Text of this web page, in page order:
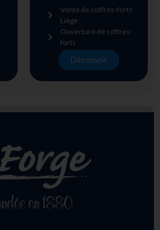
Vente de coffres-forts
Liège
Ouverture de coffres-
forts
Découvrir